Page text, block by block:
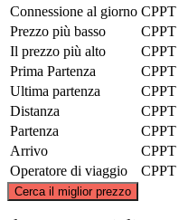
Connessione al giorno CPPT
Prezzo più basso
CPPT
Il prezzo più alto
CPPT
Prima Partenza
CPPT
Ultima partenza
CPPT
Distanza
CPPT
Partenza
CPPT
Arrivo
CPPT
Operatore di viaggio
CPPT
Cerca il miglior prezzo